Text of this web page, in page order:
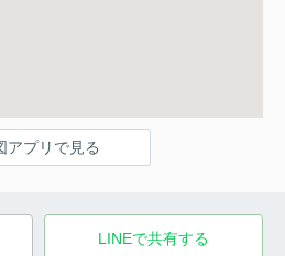
アプリで見る
LINEで共有する